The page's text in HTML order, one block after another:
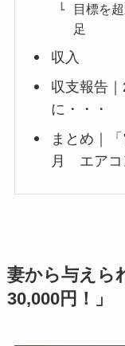
目標を
足
収入
収支報告
に・・・
まとめ｜
月 エアコ
妻から与えら
30,000円！」